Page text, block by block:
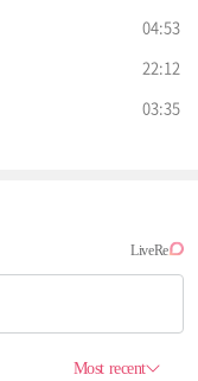
04:53
22:12
03:35